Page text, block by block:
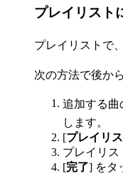
プレイリスト
プレイリストで、
次の方法で後か
追加する曲
します。
[プレイリ
プレイリス
[完了] をタ